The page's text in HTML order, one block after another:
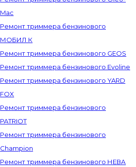
Mac
Ремонт триммера бензинового
МОБИЛ К
Ремонт триммера бензинового GEOS
Ремонт триммера бензинового Evoline
Ремонт триммера бензинового YARD
FOX
Ремонт триммера бензинового
PATRIOT
Ремонт триммера бензинового
Champion
Ремонт триммера бензинового НЕВА